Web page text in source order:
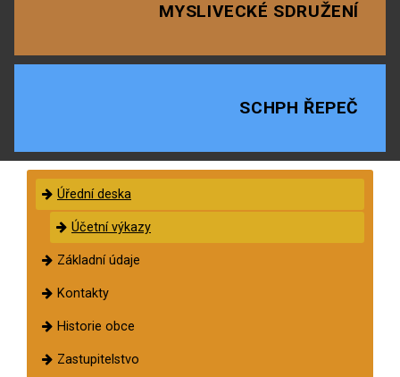
MYSLIVECKÉ SDRUŽENÍ
SCHPH ŘEPEČ
Úřední deska
Účetní výkazy
Základní údaje
Kontakty
Historie obce
Zastupitelstvo